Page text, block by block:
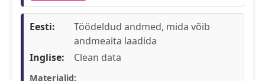
Eesti:
Töödeldud andmed, mida võib
andmeaita laadida
Inglise:
Clean data
Materjalid: